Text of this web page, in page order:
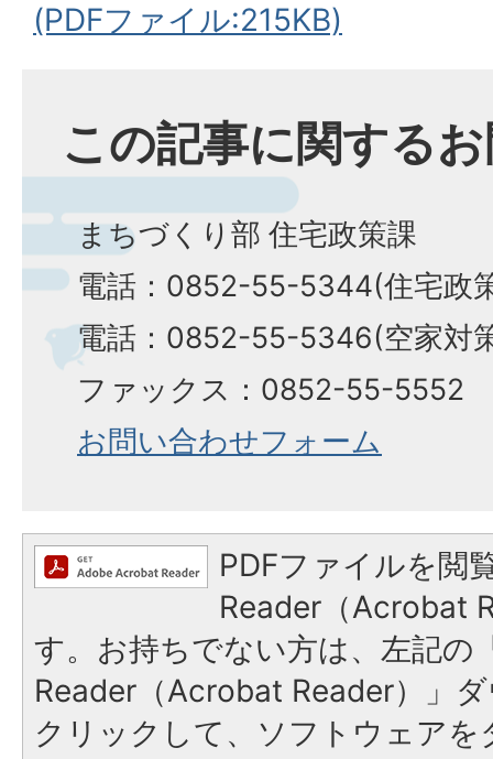
(PDFファイル:215KB)
この記事に関する
まちづくり部 住宅政策課
電話：0852-55-5344(住宅政
電話：0852-55-5346(空家対
ファックス：0852-55-5552
お問い合わせフォーム
PDFファイルを閲
Reader（Acrobat
す。お持ちでない方は、左記の
Reader（Acrobat Reader）」
クリックして、ソフトウェア